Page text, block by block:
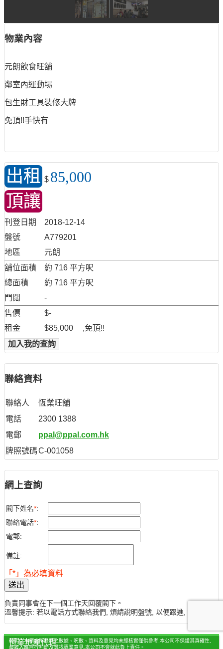
物業內容
元朗飲食旺舖
鄰室內運動場
包生財工具裝修大牌
免頂!!手快有
出租 $ 85,000
頂讓
刊登日期
2018-12-14
盤號
A779201
地區
元朗
舖位面積
約 716 平方呎
總面積
約 716 平方呎
門闊
-
售價
$-
租金
$85,000
,免頂!!
加入我的查詢
聯絡資料
聯絡人
恆業旺舖
電話
2300 1388
電郵
ppal@ppal.com.hk
牌照號碼C-001058
網上查詢
閣下姓名*:
聯絡電話*:
電郵:
備註:
「*」為必填資料
送出
負責同事會在下一個工作天回覆閣下。
溫馨提示: 若以電話方式聯絡我們, 煩請說明盤號, 以便跟進, 謝謝。
聲明：本網站所提供之數據、呎數、資料及意見均未經核實僅供參考,本公司不保證其真確性,
參考人應自行判斷及尋找專業意見,本公司不會就此負上責任。
恆業地產代理